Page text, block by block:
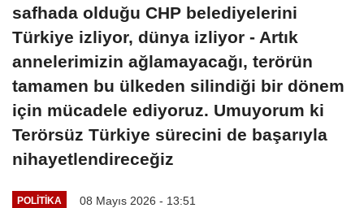
safhada olduğu CHP belediyelerini
Türkiye izliyor, dünya izliyor - Artık
annelerimizin ağlamayacağı, terörün
tamamen bu ülkeden silindiği bir dönem
için mücadele ediyoruz. Umuyorum ki
Terörsüz Türkiye sürecini de başarıyla
nihayetlendireceğiz
POLITIKA 08 Mayıs 2026 - 13:51